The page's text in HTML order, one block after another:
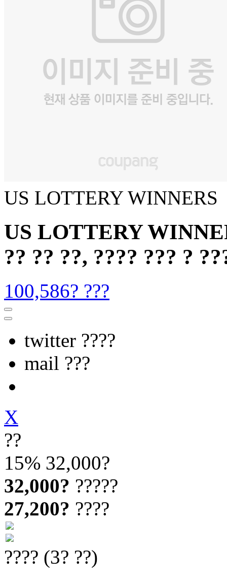
US LOTTERY WINNERS
US LOTTERY
?? ?? ??, ???? ??? ?
100,586? ???
twitter ????
mail ???
X
??
15% 32,000?
32,000? ?????
27,200? ????
???? (3? ??)